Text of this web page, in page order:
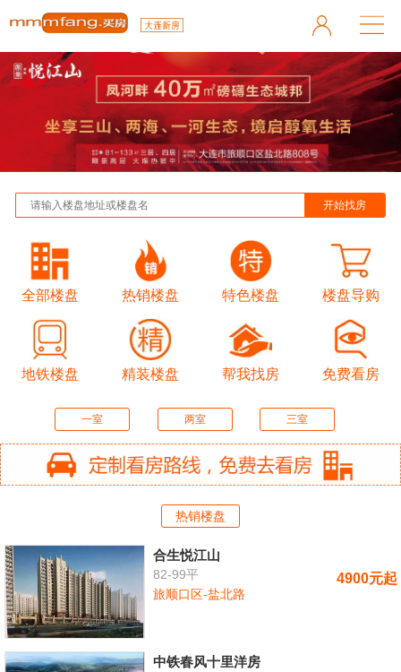
全部楼盘 热销楼盘 特色楼盘 楼盘导购
地铁楼盘 精装楼盘 帮我找房 免费看房
一室 两室 三室
热销楼盘
合生悦江山
82-99平
旅顺口区-盐北路
4900元起
中铁春风十里洋房